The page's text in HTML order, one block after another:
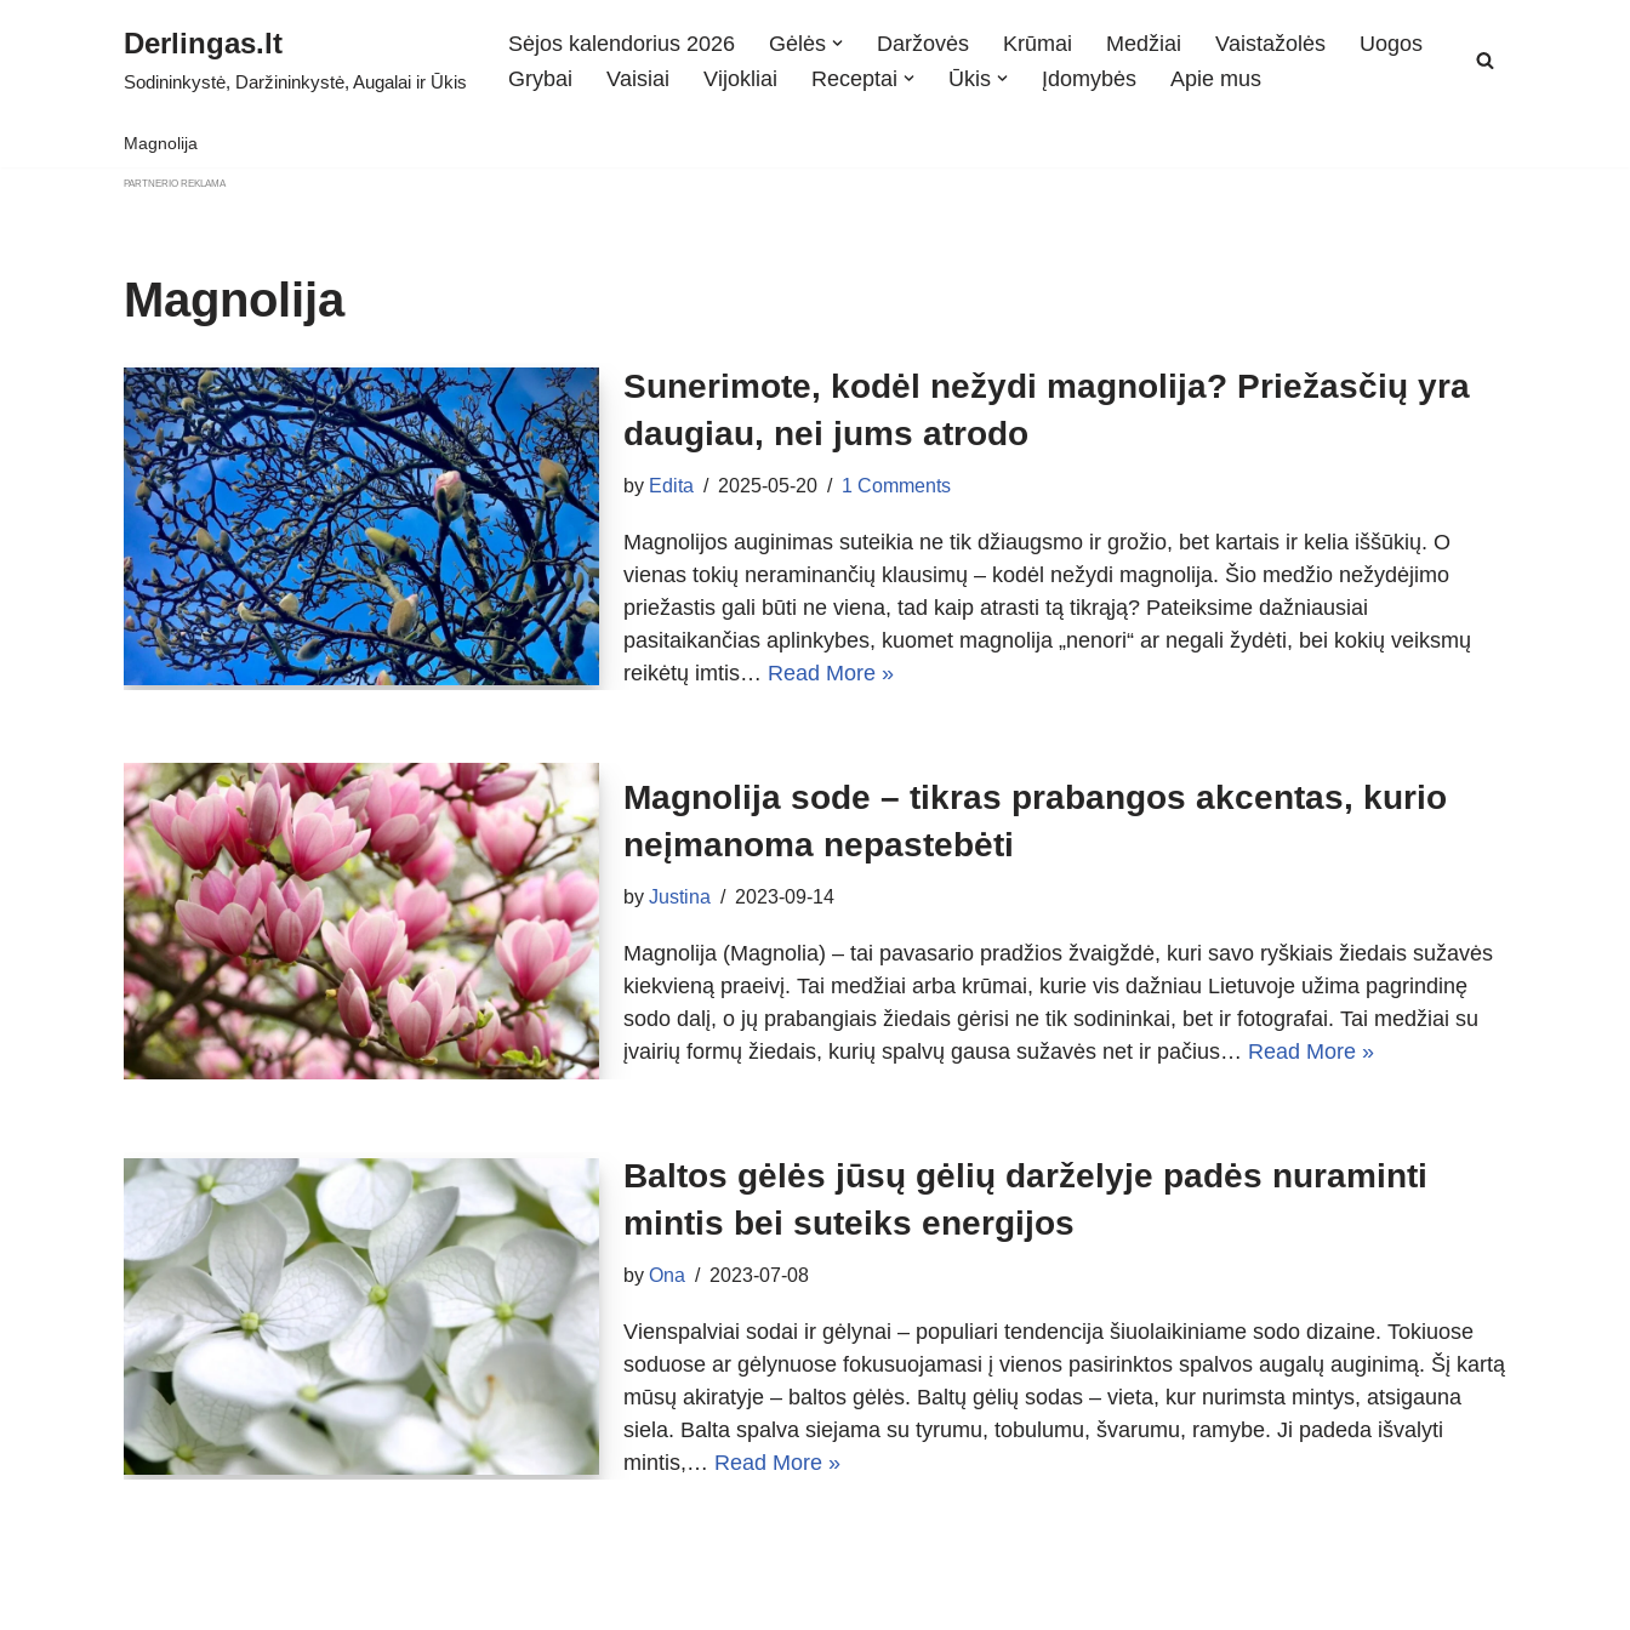
Derlingas.lt
Sodininkystė, Daržininkystė, Augalai ir Ūkis
Sėjos kalendorius 2026 Gėlės Daržovės Krūmai Medžiai Vaistažolės
Uogos
Grybai
Vaisiai Vijokliai Receptai Ūkis Įdomybės Apie mus
Magnolija
PARTNERIO REKLAMA
Magnolija
Sunerimote, kodėl nežydi magnolija? Priežasčių yra
daugiau, nei jums atrodo
by Edita 2025-05-20 1 Comments
Magnolijos auginimas suteikia ne tik džiaugsmo ir grožio, bet kartais ir kelia iššūkių. O
vienas tokių neraminančių klausimų – kodėl nežydi magnolija. Šio medžio nežydėjimo
priežastis gali būti ne viena, tad kaip atrasti tą tikrąją? Pateiksime dažniausiai
pasitaikančias aplinkybes, kuomet magnolija „nenori“ ar negali žydėti, bei kokių veiksmų
reikėtų imtis… Read More »
Magnolija sode – tikras prabangos akcentas, kurio
neįmanoma nepastebėti
by Justina 2023-09-14
Magnolija (Magnolia) – tai pavasario pradžios žvaigždė, kuri savo ryškiais žiedais sužavės
kiekvieną praeivį. Tai medžiai arba krūmai, kurie vis dažniau Lietuvoje užima pagrindinę
sodo dalį, o jų prabangiais žiedais gėrisi ne tik sodininkai, bet ir fotografai. Tai medžiai su
įvairių formų žiedais, kurių spalvų gausa sužavės net ir pačius… Read More »
Baltos gėlės jūsų gėlių darželyje padės nuraminti
mintis bei suteiks energijos
by Ona 2023-07-08
Vienspalviai sodai ir gėlynai – populiari tendencija šiuolaikiniame sodo dizaine. Tokiuose
soduose ar gėlynuose fokusuojamasi į vienos pasirinktos spalvos augalų auginimą. Šį kartą
mūsų akiratyje – baltos gėlės. Baltų gėlių sodas – vieta, kur nurimsta mintys, atsigauna
siela. Balta spalva siejama su tyrumu, tobulumu, švarumu, ramybe. Ji padeda išvalyti
mintis,… Read More »